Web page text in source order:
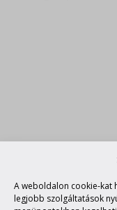
A weboldalon cookie-kat
legjobb szolgáltatások